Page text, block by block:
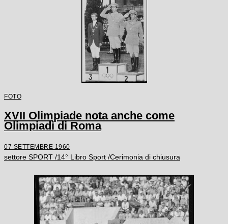
FOTO
XVII Olimpiade nota anche come
Olimpiadi di Roma
07 SETTEMBRE 1960
settore SPORT /14° Libro Sport /Cerimonia di chiusura